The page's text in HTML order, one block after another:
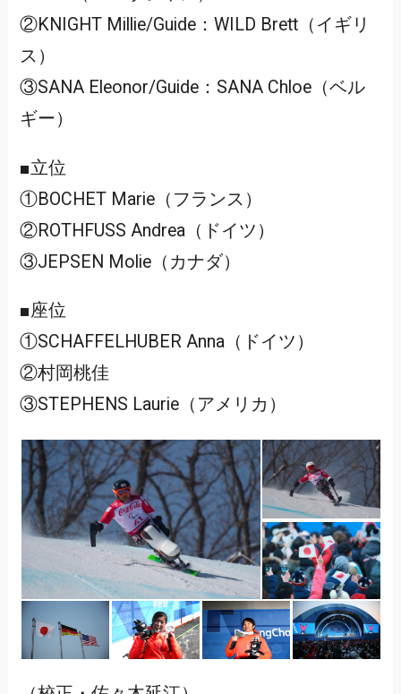
②KNIGHT Millie/Guide：WILD Brett（イギリ
ス）
③SANA Eleonor/Guide：SANA Chloe（ベル
ギー）
■立位
①BOCHET Marie（フランス）
②ROTHFUSS Andrea（ドイツ）
③JEPSEN Molie（カナダ）
■座位
①SCHAFFELHUBER Anna（ドイツ）
②村岡桃佳
③STEPHENS Laurie（アメリカ）